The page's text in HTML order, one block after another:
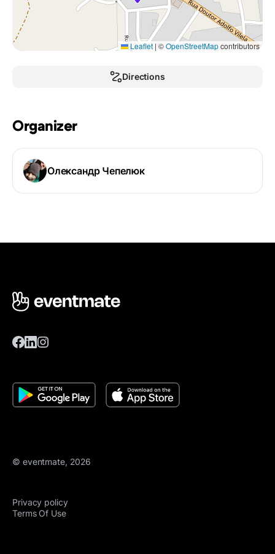
Leaflet | ©OpenStreetMapcontributors
Directions
Organizer
Олександр Чепелюк
© eventmate, 2026
Privacy policy
Terms Of Use